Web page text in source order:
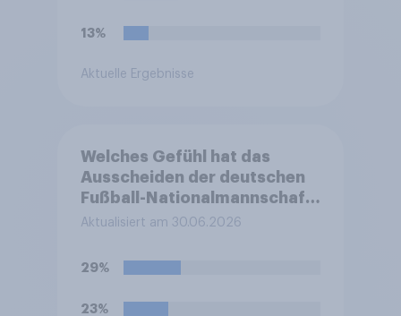
13%
Aktuelle Ergebnisse
Welches Gefühl hat das
Ausscheiden der deutschen
Fußball-Nationalmannschaft
bei der FIFA-
ehesten bei Ihnen ausgelöst?
Aktualisiert am 30.06.2026
29%
23%